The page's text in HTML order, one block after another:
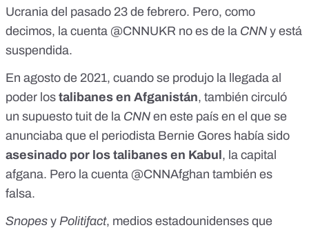
Ucrania del pasado 23 de febrero. Pero, como
decimos, la cuenta @CNNUKR no es de la CNN y está
suspendida.
En agosto de 2021, cuando se produjo la llegada al
poder los talibanes en Afganistán, también circuló
un supuesto tuit de la CNN en este país en el que se
anunciaba que el periodista Bernie Gores había sido
asesinado por los talibanes en Kabul , la capital
afgana. Pero la cuenta @CNNAfghan también es
falsa.
Snopes y Politifact, medios estadounidenses que